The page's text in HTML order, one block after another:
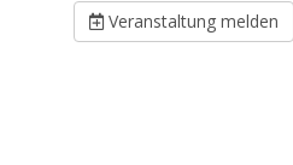
Veranstaltung melden